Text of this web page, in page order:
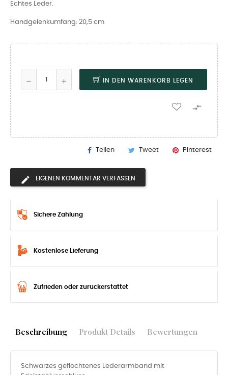
Echtes Leder.
Handgelenkumfang: 20,5 cm
IN DEN WARENKORB LEGEN

Teilen Tweet Pinterest
EIGENEN KOMMENTAR VERFASSEN
Sichere Zahlung
Kostenlose Lieferung
Zufrieden oder zurückerstattet
Beschreibung Produkt Details Bewertungen
Schwarzes geflochtenes Lederarmband mit